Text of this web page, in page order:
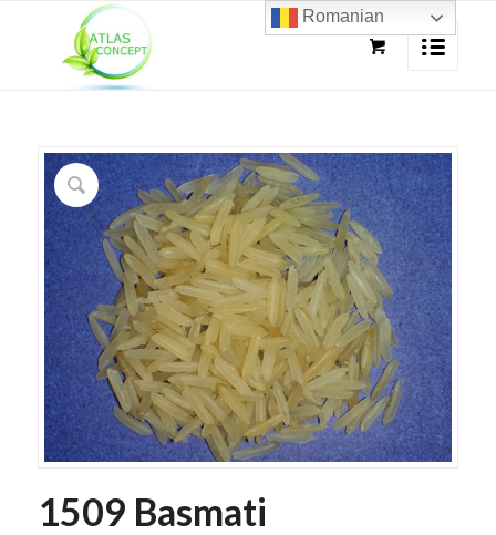
1509 Basmati
Romanian